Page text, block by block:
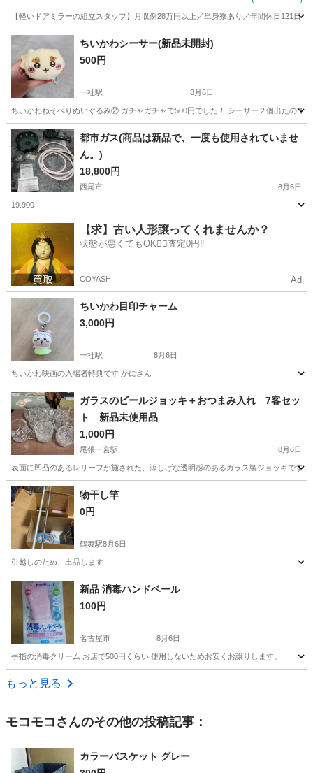
【軽いドアミラーの組立スタッフ】月収例28万円以上／単身寮あり／年間休日121
静岡 藤枝市 その他
ちいかわシーサー(新品未開封)
500円
一社駅 8月6日
ちいかわねそべりぬいぐるみ② ガチャガチャで500円でした！ シーサー２個出たので
愛知 名古屋市 一社駅 その他 ちい
都市ガス(商品は新品で、一度も使用されていませ
ん。)
18,800円
西尾市 8月6日
19.900
家庭用品 都市ガス
【求】古い人形譲ってくれませんか？
状態が悪くてもOK🙆‍♀️査定0円‼️
COYASH Ad
ちいかわ目印チャーム
3,000円
一社駅 8月6日
ちいかわ映画の入場者特典です かにさん
愛知 名古屋市 一社駅 ノベルティグッズ
ガラスのビールジョッキ＋おつまみ入れ 7客セッ
ト 新品未使用品
1,000円
尾張一宮駅 8月6日
表面に凹凸のあるレリーフが施された、涼しげな透明感のあるガラス製ジョッキです
愛知 一宮市 尾張一宮駅
物干し竿
0円
鶴舞駅8月6日
引越しのため、出品します
愛知 名古屋市 鶴舞駅 洗濯用品
新品 消毒ハンドベール
100円
名古屋市 8月6日
手指の消毒クリーム お店で500円くらい 使用しないためお安くお譲りします。
愛知 名古屋市
もっと見る
モコモコ さんのその他の投稿記事：
カラーバスケット グレー